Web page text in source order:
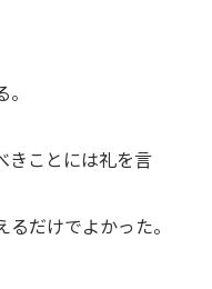
きことには礼を言
だけでよかった。